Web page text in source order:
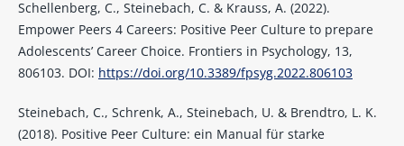
Schellenberg, C., Steinebach, C. & Krauss, A. (2022).
Empower Peers 4 Careers: Positive Peer Culture to prepare
Adolescents’ Career Choice. Frontiers in Psychology, 13,
806103. DOI: https://doi.org/10.3389/fpsyg.2022.806103
Steinebach, C., Schrenk, A., Steinebach, U. & Brendtro, L. K.
(2018). Positive Peer Culture: ein Manual für starke